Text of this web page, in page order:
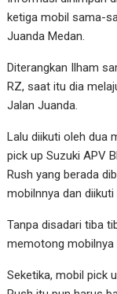
ketiga mobil sama-
Juanda Medan.
Diterangkan Ilham
RZ, saat itu dia
Jalan Juanda.
Lalu diikuti oleh dua
pick up Suzuki APV
Rush yang berada
mobilnnya dan diikuti
Tanpa disadari tiba
memotong mobilnya
Seketika, mobil pick